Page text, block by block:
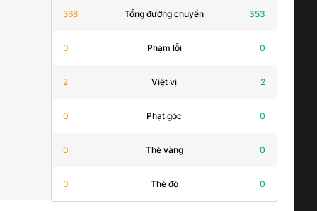
368 Tổng đường chuyền 353
0 Phạm lỗi 0
2 Việt vị 2
0 Phạt góc 0
0 Thẻ vàng 0
0 Thẻ đỏ 0